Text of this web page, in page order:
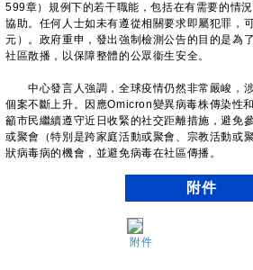
599章）規例下的若干職能，包括在有需要的情
協助。任何人士如未有遵從相關要求即屬犯罪，
元）。政府重申，發出強制檢測公告的目的是為
社區散播，以保障整體的公眾衞生安全。
中心發言人強調，全球疫情仍然非常嚴峻，
個案不斷上升。因應Omicron變異病毒株傳染性
籲市民繼續遵守近日收緊的社交距離措施，避免
或聚會（特別是跨家庭活動或聚會、宗教活動或
狀病毒病的機會，並避免病毒在社區傳播。
附件
附件